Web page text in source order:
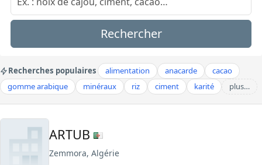
Rechercher
Recherches populaires alimentation anacarde
cacao
gomme arabique
minéraux riz ciment karité plus…
ARTUB
Zemmora, Algérie